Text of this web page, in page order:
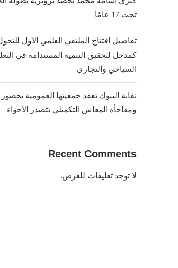
تحت 17 عامًا
تفاصيل افتتاح الملتقي العلمي الأول
كمدخل لتحقيق التنمية المستدامة في
السياحي والتجاري
نقابة البنوك تعقد جمعيتها العمومية
ومفاجأة المعاش التكميلي تتصدر الأجواء
Recent Comments
لا توجد تعليقات للعرض.